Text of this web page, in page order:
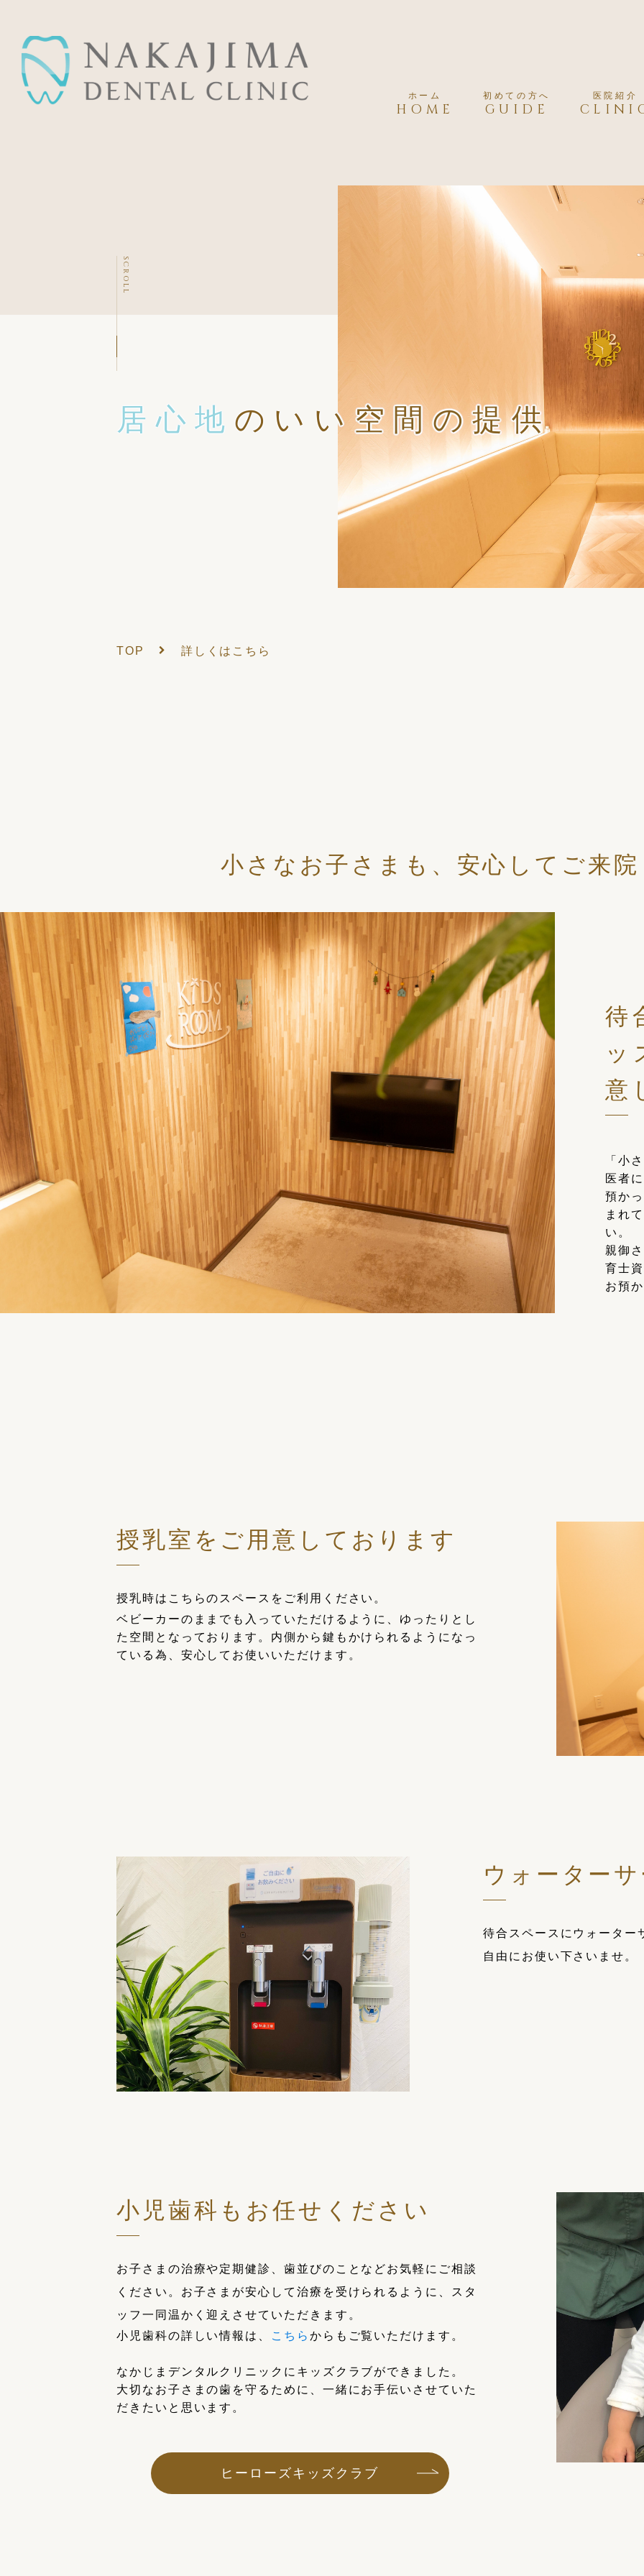
ホーム
HOME
初めての方へ
GUIDE
医院紹介
居心地 のいい空間の提供
SCROLL
TOP 詳しくはこちら
小さなお子さまも、安心してご来
待
ッ
意
「小
医者
預か
まれ
い。
親御
育士
お預
授乳室をご用意しております
授乳時はこちらのスペースをご利用ください。
ベビーカーのままでも入っていただけるように、ゆったりとし
た空間となっております。内側から鍵もかけられるようになっ
ている為、安心してお使いいただけます。
ウォーター
待合スペースにウォーター
自由にお使い下さいませ。
小児歯科もお任せください
お子さまの治療や定期健診、歯並びのことなどお気軽にご相談
ください。お子さまが安心して治療を受けられるように、スタ
ッフ一同温かく迎えさせていただきます。
小児歯科の詳しい情報は、
こちら からもご覧いただけます。
なかじまデンタルクリニックにキッズクラブができました。
大切なお子さまの歯を守るために、一緒にお手伝いさせていた
だきたいと思います。
ヒーローズキッズクラブ